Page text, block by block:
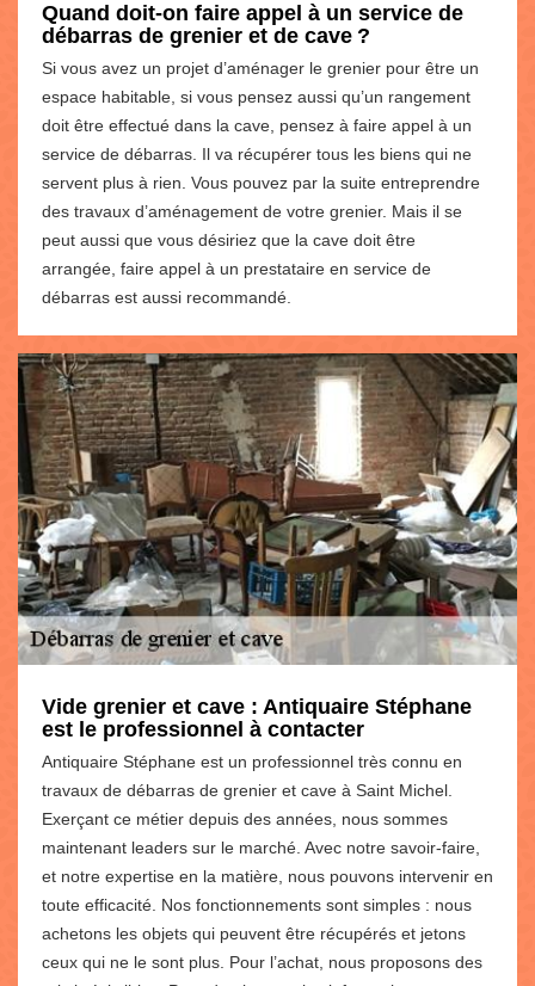
Quand doit-on faire appel à un service de
débarras de grenier et de cave ?
Si vous avez un projet d’aménager le grenier pour être un
espace habitable, si vous pensez aussi qu’un rangement
doit être effectué dans la cave, pensez à faire appel à un
service de débarras. Il va récupérer tous les biens qui ne
servent plus à rien. Vous pouvez par la suite entreprendre
des travaux d’aménagement de votre grenier. Mais il se
peut aussi que vous désiriez que la cave doit être
arrangée, faire appel à un prestataire en service de
débarras est aussi recommandé.
Vide grenier et cave : Antiquaire Stéphane
est le professionnel à contacter
Antiquaire Stéphane est un professionnel très connu en
travaux de débarras de grenier et cave à Saint Michel.
Exerçant ce métier depuis des années, nous sommes
maintenant leaders sur le marché. Avec notre savoir-faire,
et notre expertise en la matière, nous pouvons intervenir en
toute efficacité. Nos fonctionnements sont simples : nous
achetons les objets qui peuvent être récupérés et jetons
ceux qui ne le sont plus. Pour l’achat, nous proposons des